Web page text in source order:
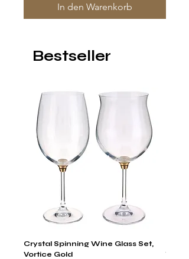
In den Warenkorb
Bestseller
Crystal Spinning Wine Glass Set,
Vortice Gold